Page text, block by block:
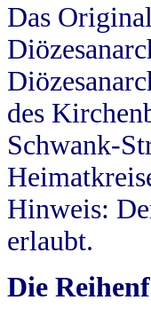
Das
des
Schwank-
Hinweis:
erlaubt.
Die